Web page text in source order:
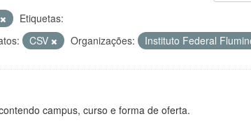
Etiquetas:
CSV Organizações: Instituto Federal
campus, curso e forma de oferta.